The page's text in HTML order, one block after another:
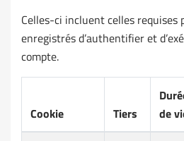
Celles-ci incluent celles
enregistrés d’authentifier et
compte.
Cookie Tiers
de